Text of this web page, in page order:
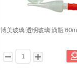
博美玻璃 透明玻璃 滴瓶